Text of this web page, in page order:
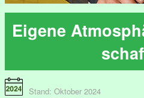
Eigene
Stand: Oktober 2024